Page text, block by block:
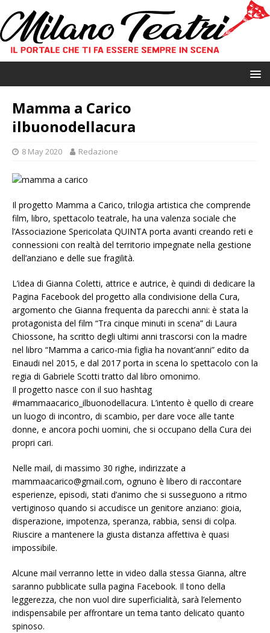
Mamma a Carico
ilbuonodellacura
8 May 2020 Redazione
Il progetto Mamma a Carico, trilogia artistica che comprende
film, libro, spettacolo teatrale, ha una valenza sociale che
l’Associazione Spericolata QUINTA porta avanti creando reti e
connessioni con realtà del territorio impegnate nella gestione
dell’anziano e delle sue fragilità.
L’idea di Gianna Coletti, attrice e autrice, è quindi di dedicare la
Pagina Facebook del progetto alla condivisione della Cura,
argomento che Gianna frequenta da parecchi anni: è stata la
protagonista del film “Tra cinque minuti in scena” di Laura
Chiossone, ha scritto degli ultimi anni trascorsi con la madre
nel libro “Mamma a carico-mia figlia ha novant’anni” edito da
Einaudi nel 2015, e dal 2017 porta in scena lo spettacolo con la
regia di Gabriele Scotti tratto dal libro omonimo.
Il progetto nasce con il suo hashtag
#mammaacarico_ilbuonodellacura. L’intento è quello di creare
un luogo di incontro, di scambio, per dare voce alle tante
donne, e ancora pochi uomini, che si occupano della Cura dei
propri cari.
Nelle mail, di massimo 30 righe, indirizzate a
mammaacarico@gmail.com, ognuno è libero di raccontare
esperienze, episodi, stati d’animo che si susseguono a ritmo
vertiginoso quando si accudisce un genitore anziano: gioia,
disperazione, impotenza, speranza, rabbia, sensi di colpa.
Riuscire a mantenere la giusta distanza affettiva è quasi
impossibile.
Alcune mail verranno lette in video dalla stessa Gianna, altre
saranno pubblicate sulla pagina Facebook. Il tono della
leggerezza, che non vuol dire superficialità, sarà l’elemento
indispensabile per affrontare un tema tanto delicato quanto
spinoso.